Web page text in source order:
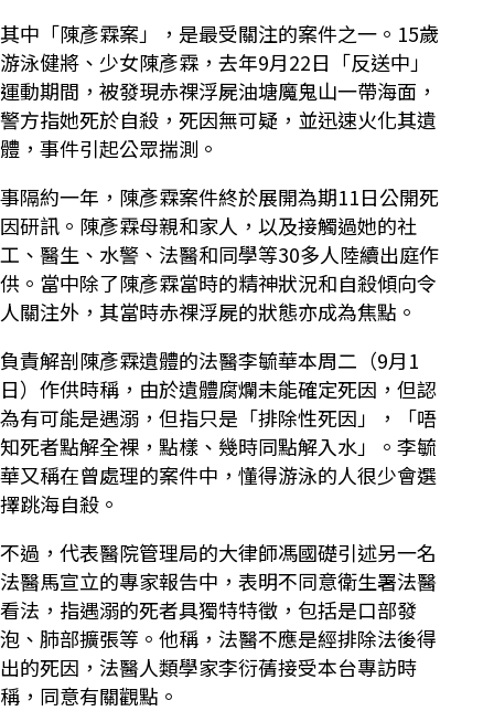
其中「陳彥霖案」，是最受關注的案件之一。15歲
游泳健將、少女陳彥霖，去年9月22日「反送中」
運動期間，被發現赤祼浮屍油塘魔鬼山一帶海面，
警方指她死於自殺，死因無可疑，並迅速火化其遺
體，事件引起公眾揣測。
事隔約一年，陳彥霖案件終於展開為期11日公開死
因研訊。陳彥霖母親和家人，以及接觸過她的社
工、醫生、水警、法醫和同學等30多人陸續出庭作
供。當中除了陳彥霖當時的精神狀況和自殺傾向令
人關注外，其當時赤祼浮屍的狀態亦成為焦點。
負責解剖陳彥霖遺體的法醫李毓華本周二（9月1
日）作供時稱，由於遺體腐爛未能確定死因，但認
為有可能是遇溺，但指只是「排除性死因」，「唔
知死者點解全裸，點樣、幾時同點解入水」。李毓
華又稱在曾處理的案件中，懂得游泳的人很少會選
擇跳海自殺。
不過，代表醫院管理局的大律師馮國礎引述另一名
法醫馬宣立的專家報告中，表明不同意衛生署法醫
看法，指遇溺的死者具獨特特徵，包括是口部發
泡、肺部擴張等。他稱，法醫不應是經排除法後得
出的死因，法醫人類學家李衍蒨接受本台專訪時
稱，同意有關觀點。